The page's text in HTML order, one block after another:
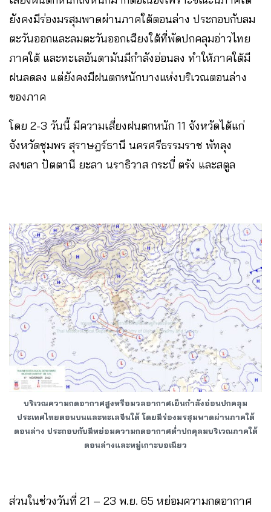
ยังคงมีร่องมรสุมพาดผ่านภาคใต้ตอนล่าง ประกอบกับลม
ตะวันออกและลมตะวันออกเฉียงใต้ที่พัดปกคลุมอ่าวไทย
ภาคใต้ และทะเลอันดามันมีกำลังอ่อนลง ทำให้ภาคใต้มี
ฝนลดลง แต่ยังคงมีฝนตกหนักบางแห่งบริเวณตอนล่าง
ของภาค
โดย 2-3 วันนี้ มีความเสี่ยงฝนตกหนัก 11 จังหวัดได้แก่
จังหวัดชุมพร สุราษฎร์ธานี นครศรีธรรมราช พัทลุง
สงขลา ปัตตานี ยะลา นราธิวาส กระบี่ ตรัง และสตูล
บริเวณความกดอากาศสูงหรือมวลอากาศเย็นกำลังอ่อนปกคลุม
ประเทศไทยตอนบนและทะเลจีนใต้ โดยมีร่องมรสุมพาดผ่านภาคใต้
ตอนล่าง ประกอบกับมีหย่อมความกดอากาศต่ำปกคุลมบริเวณภาคใต้
ตอนล่างและหมู่เกาะบอเนียว
ส่วนในช่วงวันที่ 21 – 23 พ.ย. 65 หย่อมความกดอากาศ